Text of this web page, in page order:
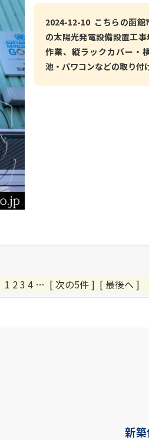
2024-12-10 こちらの函館
の太陽光発電設備設置工
作業、縦ラックカバー・
池・パワコンなどの取り
1 2 3 4 … [ 次の5件 ] [ 最後へ ]
新